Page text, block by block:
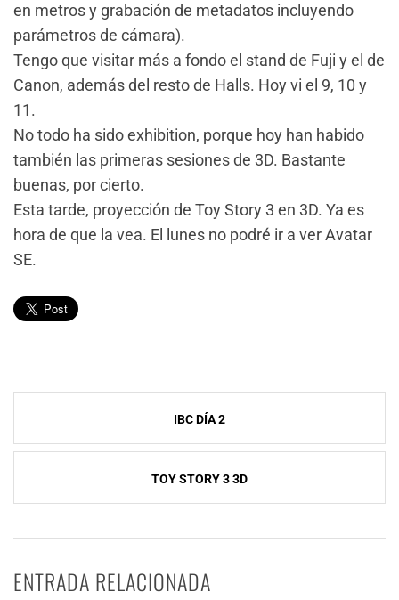
en metros y grabación de metadatos incluyendo
parámetros de cámara).
Tengo que visitar más a fondo el stand de Fuji y el de
Canon, además del resto de Halls. Hoy vi el 9, 10 y
11.
No todo ha sido exhibition, porque hoy han habido
también las primeras sesiones de 3D. Bastante
buenas, por cierto.
Esta tarde, proyección de Toy Story 3 en 3D. Ya es
hora de que la vea. El lunes no podré ir a ver Avatar
SE.
Navegación
de
IBC DÍA 2
TOY STORY 3 3D
ENTRADA RELACIONADA